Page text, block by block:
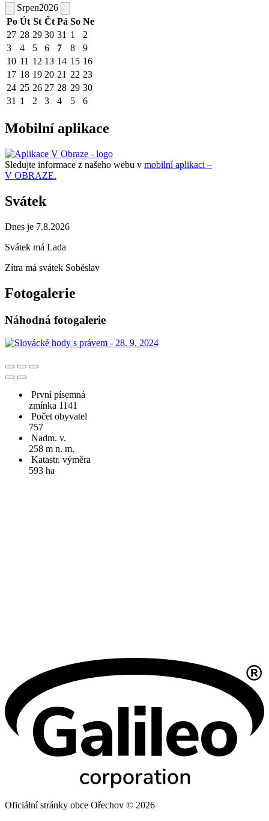
Srpen2026
Po Út St Čt Pá So Ne
27 28 29 30 31 1
2
3
4 5 6 7 8
9
10 11 12 13 14 15 16
17 18 19 20 21 22 23
24 25 26 27 28 29 30
31 1 2 3 4 5 6
Mobilní aplikace
Sledujte informace z našeho webu v mobilní aplikaci –
V OBRAZE.
Svátek
Dnes je 7.8.2026
Svátek má Lada
Zítra má svátek Soběslav
Fotogalerie
Náhodná fotogalerie
První písemná
zmínka 1141
Počet obyvatel
757
Nadm. v.
258 m n. m.
Katastr. výměra
593 ha
Oficiální stránky obce Ořechov © 2026